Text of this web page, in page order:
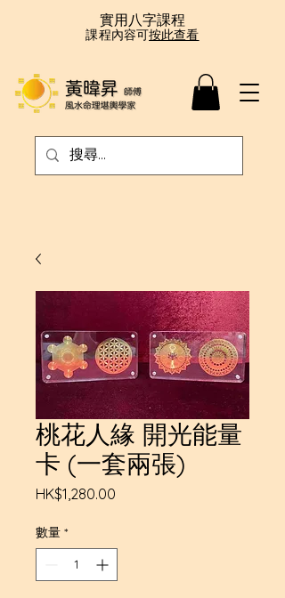
實用八字課程
課程內容可按此查看
桃花人緣 開光能量
卡 (一套兩張)
HK$1,280.00
數量 *